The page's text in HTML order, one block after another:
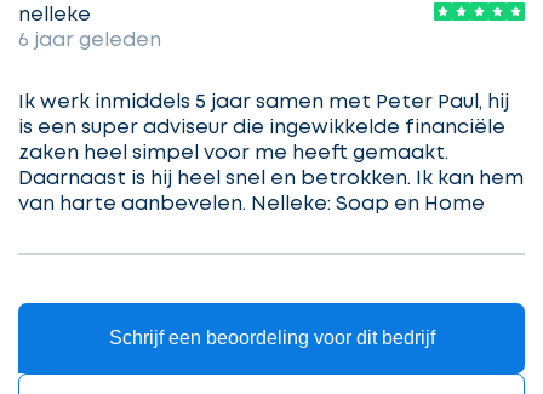
nelleke
6 jaar geleden
Ik werk inmiddels 5 jaar samen met Peter Paul, hij
is een super adviseur die ingewikkelde financiële
zaken heel simpel voor me heeft gemaakt.
Daarnaast is hij heel snel en betrokken. Ik kan hem
van harte aanbevelen. Nelleke: Soap en Home
Schrijf een beoordeling voor dit bedrijf
Beschrijf
opdracht
Ontvang
gratis
3
offertes